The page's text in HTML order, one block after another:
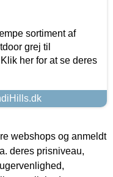
sortiment af
grej til
her for at se deres
webshops og anmeldt
deres prisniveau,